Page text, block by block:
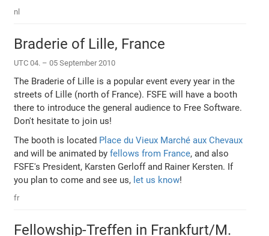
nl
Braderie of Lille, France
UTC 04. – 05 September 2010
The Braderie of Lille is a popular event every year in the
streets of Lille (north of France). FSFE will have a booth
there to introduce the general audience to Free Software.
Don't hesitate to join us!
The booth is located Place du Vieux Marché aux Chevaux
and will be animated byfellows from France, and also
FSFE's President, Karsten Gerloff and Rainer Kersten. If
you plan to come and see us, let us know!
fr
Fellowship-Treffen in Frankfurt/M.